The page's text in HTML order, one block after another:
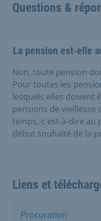
Questions &
La pension est-elle
Non, toute pension
Pour toutes les
lesquels elles doivent
pensions de vieillesse
temps, c'est-à-dire au
début souhaité de la
Liens et
Procuration